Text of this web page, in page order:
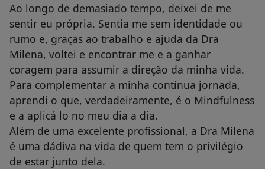
Ao longo de demasiado tempo, deixei de me
sentir eu própria. Sentia me sem identidade ou
rumo e, graças ao trabalho e ajuda da Dra
Milena, voltei e encontrar me e a ganhar
coragem para assumir a direção da minha vida.
Para complementar a minha contínua jornada,
aprendi o que, verdadeiramente, é o Mindfulness
e a aplicá lo no meu dia a dia.
Além de uma excelente profissional, a Dra Milena
é uma dádiva na vida de quem tem o privilégio
de estar junto dela.